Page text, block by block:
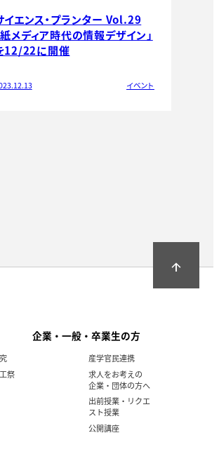
イエンス・プランター Vol.29
紙メディア時代の情報デザイン」
12/22に開催
イベント
arrow_upward
祭
企業・一般・卒業生の方
産学官民連携
求人をお考えの
企業・団体の方へ
出前授業・リクエ
スト授業
公開講座